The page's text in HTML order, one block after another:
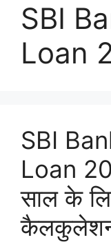
SBI
Loan
SBI
Loan
साल के